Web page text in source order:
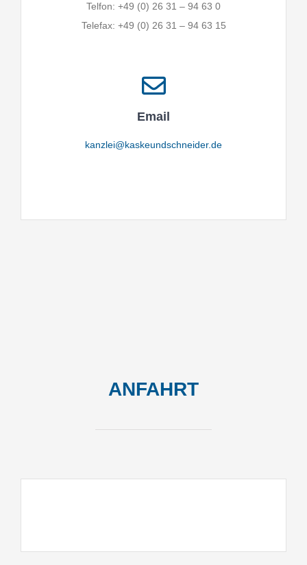
Telfon: +49 (0) 26 31 – 94 63 0
Telefax: +49 (0) 26 31 – 94 63 15
Email
kanzlei@kaskeundschneider.de
ANFAHRT